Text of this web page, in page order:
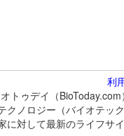
利
トゥデイ（
クノロジー（バイオテ
対して最新のライフサ